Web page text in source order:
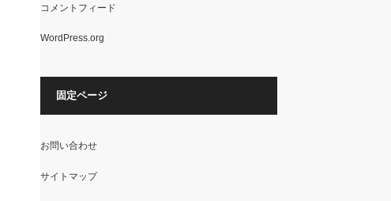
コメントフィード
WordPress.org
固定ページ
お問い合わせ
サイトマップ